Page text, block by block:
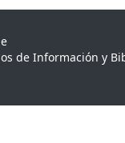
de Información y